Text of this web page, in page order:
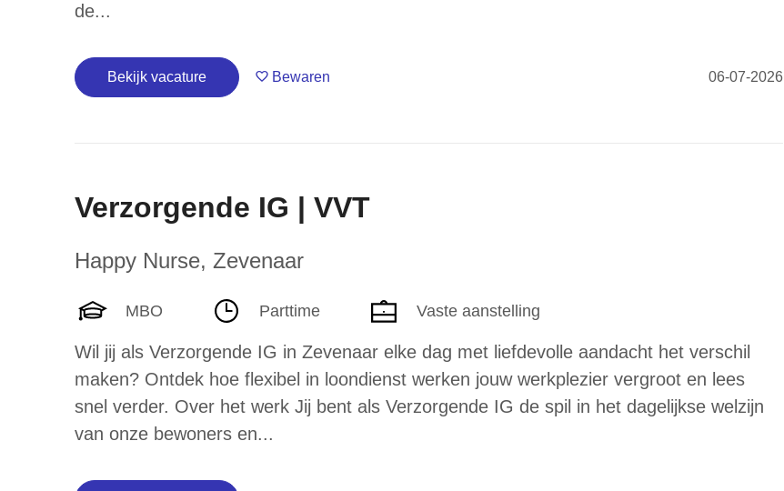
de...
Bekijk vacature Bewaren 06-07-2026
Verzorgende IG | VVT
Happy Nurse, Zevenaar
MBO Parttime Vaste aanstelling
Wil jij als Verzorgende IG in Zevenaar elke dag met liefdevolle aandacht het verschil
maken? Ontdek hoe flexibel in loondienst werken jouw werkplezier vergroot en lees
snel verder. Over het werk Jij bent als Verzorgende IG de spil in het dagelijkse welzijn
van onze bewoners en...